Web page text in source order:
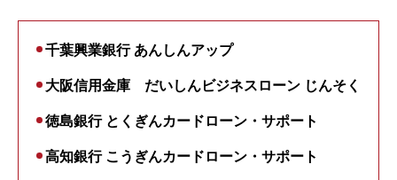
千葉興業銀行 あんしんアップ
大阪信用金庫 だいしんビジネスローン じんそく
徳島銀行 とくぎんカードローン・サポート
高知銀行 こうぎんカードローン・サポート